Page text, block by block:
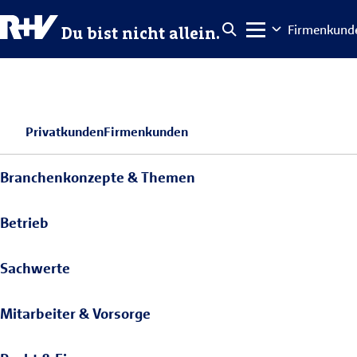
Du bist nicht allein.
PrivatkundenFirmenkunden
Branchenkonzepte & Themen
Betrieb
Sachwerte
Mitarbeiter & Vorsorge